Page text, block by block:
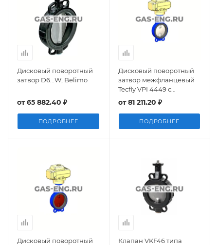
Дисковый поворотный
затвор D6...W, Belimo
от65 882.40 ₽
ПОДРОБНЕЕ
Дисковый поворотный
затвор межфланцевый
Tecfly VPI 4449 с
электроприводом
от81 211.20 ₽
ПОДРОБНЕЕ
Дисковый поворотный
Клапан VKF46 типа